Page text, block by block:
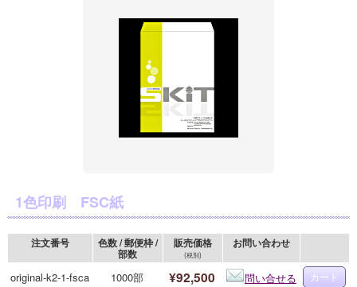
1色印刷 FSC紙
注文番号 色数 / 郵便枠 /
部数
販売価格
(税別)
お問い合わせ
original-k2-1-fsca 1000部 ¥92,500
問い合せる